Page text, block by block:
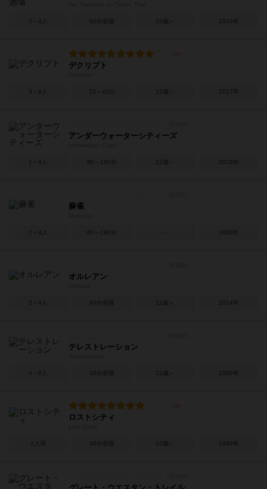
2～4人 60分前後 10歳～ 2019年
デクリプト
3～8人 15～45分 12歳～ 2017年
アンダーウォーターシティーズ
1～4人 80～150分 12歳～ 2018年
麻雀
2～4人 60～180分 1850年
オルレアン
2～4人 90分前後 12歳～ 2014年
テレストレーション
4～8人 30分前後 12歳～ 2009年
ロストシティ
2人用 30分前後 10歳～ 1999年